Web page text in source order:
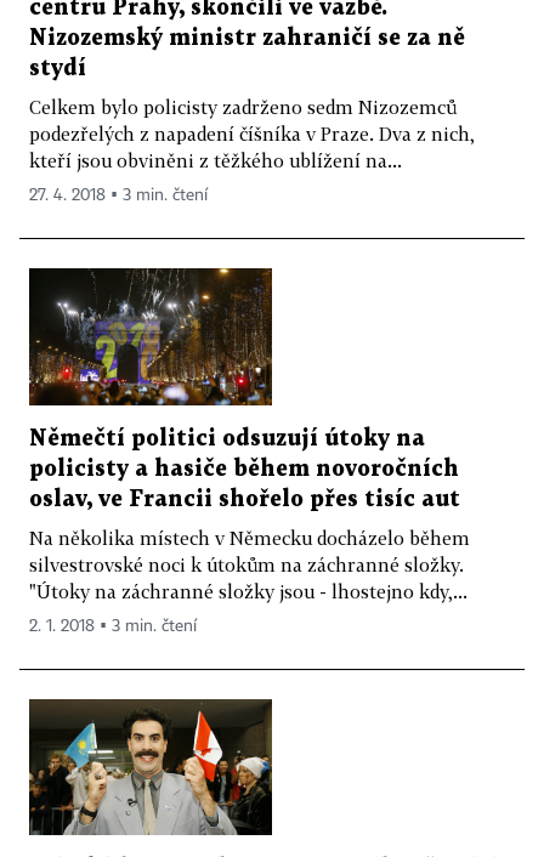
centru Prahy, skončili ve vazbě.
Nizozemský ministr zahraničí se za ně
stydí
Celkem bylo policisty zadrženo sedm Nizozemců
podezřelých z napadení číšníka v Praze. Dva z nich,
kteří jsou obviněni z těžkého ublížení na...
27. 4. 2018 ▪ 3 min. čtení
Němečtí politici odsuzují útoky na
policisty a hasiče během novoročních
oslav, ve Francii shořelo přes tisíc aut
Na několika místech v Německu docházelo během
silvestrovské noci k útokům na záchranné složky.
"Útoky na záchranné složky jsou - lhostejno kdy,...
2. 1. 2018 ▪ 3 min. čtení